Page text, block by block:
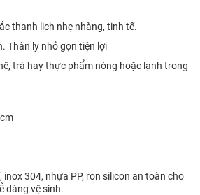
thanh lịch nhẹ nhàng, tinh tế.
Thân ly nhỏ gọn tiện lợi
trà hay thực phẩm nóng hoặc lạnh trong
inox 304, nhựa PP, ron silicon an toàn cho
dàng vệ sinh.